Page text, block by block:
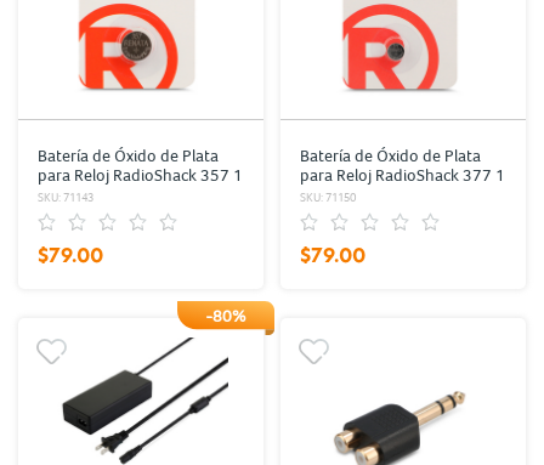
Batería de Óxido de Plata
para Reloj RadioShack 357 1
pieza
SKU: 71143
$79.00
Batería de Óxido de Plata
para Reloj RadioShack 377 1
pieza
SKU: 71150
$79.00
-80%